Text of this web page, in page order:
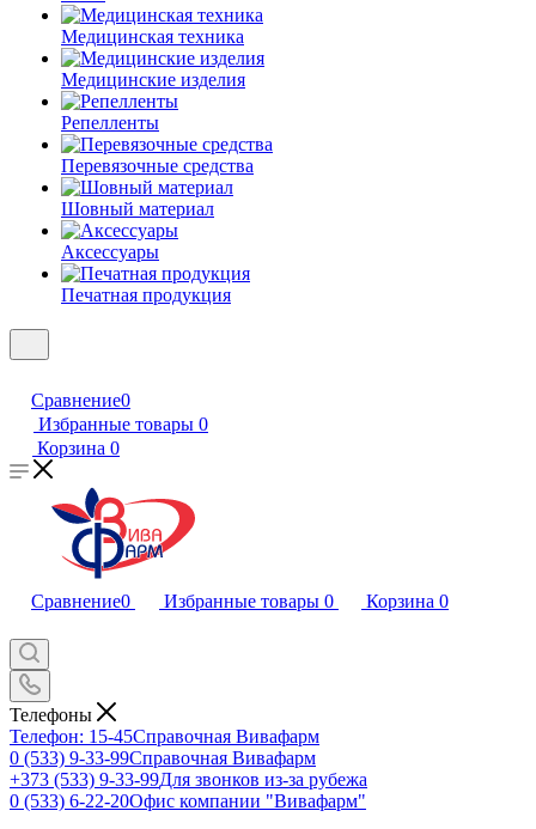
Медицинская техника
Медицинские изделия
Репелленты
Перевязочные средства
Шовный материал
Аксессуары
Печатная продукция
Сравнение0
Избранные товары 0
Корзина 0
Сравнение0 Избранные товары 0 Корзина 0
Телефоны
Телефон: 15-45Справочная Вивафарм
0 (533) 9-33-99Справочная Вивафарм
+373 (533) 9-33-99Для звонков из-за рубежа
0 (533) 6-22-20Офис компании "Вивафарм"